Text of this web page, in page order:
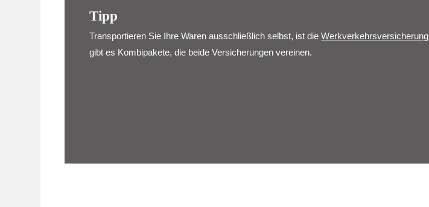
Tipp
Transportieren Sie Ihre Waren ausschließlich selbst, ist dieWerkverkehrsversicherung
gibt es Kombipakete, die beide Versicherungen vereinen.